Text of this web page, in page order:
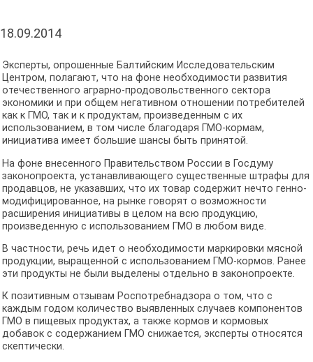
18.09.2014
Эксперты, опрошенные Балтийским Исследовательским
Центром, полагают, что на фоне необходимости развития
отечественного аграрно-продовольственного сектора
экономики и при общем негативном отношении потребителей
как к ГМО, так и к продуктам, произведенным с их
использованием, в том числе благодаря ГМО-кормам,
инициатива имеет большие шансы быть принятой.
На фоне внесенного Правительством России в Госдуму
законопроекта, устанавливающего существенные штрафы для
продавцов, не указавших, что их товар содержит нечто генно-
модифицированное, на рынке говорят о возможности
расширения инициативы в целом на всю продукцию,
произведенную с использованием ГМО в любом виде.
В частности, речь идет о необходимости маркировки мясной
продукции, выращенной с использованием ГМО-кормов. Ранее
эти продукты не были выделены отдельно в законопроекте.
К позитивным отзывам Роспотребнадзора о том, что с
каждым годом количество выявленных случаев компонентов
ГМО в пищевых продуктах, а также кормов и кормовых
добавок с содержанием ГМО снижается, эксперты относятся
скептически.